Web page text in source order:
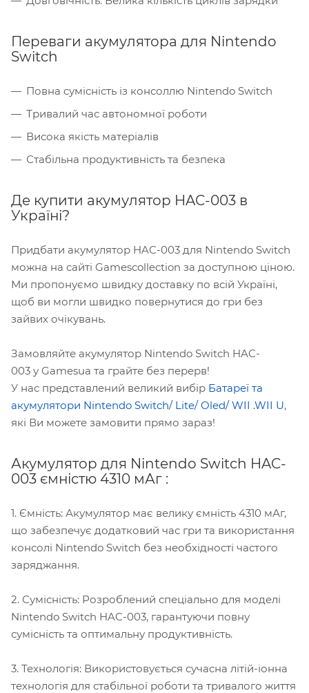
Переваги акумулятора для Nintendo
Switch
Повна сумісність із консоллю Nintendo Switch
Тривалий час автономної роботи
Висока якість матеріалів
Стабільна продуктивність та безпека
Де купити акумулятор HAC-003 в
Україні?
Придбати акумулятор HAC-003 для Nintendo Switch
можна на сайті Gamescollection за доступною ціною.
Ми пропонуємо швидку доставку по всій Україні,
щоб ви могли швидко повернутися до гри без
зайвих очікувань.
Замовляйте акумулятор Nintendo Switch HAC-
003 у Gamesua та грайте без перерв!
У нас представлений великий вибір Батареї та
акумулятори Nintendo Switch/ Lite/ Oled/ WII .WII U,
які Ви можете замовити прямо зараз!
Акумулятор для Nintendo Switch HAC-
003 ємністю 4310 мАг :
1. Ємність: Акумулятор має велику ємність 4310 мАг,
що забезпечує додатковий час гри та використання
консолі Nintendo Switch без необхідності частого
заряджання.
2. Сумісність: Розроблений спеціально для моделі
Nintendo Switch HAC-003, гарантуючи повну
сумісність та оптимальну продуктивність.
3. Технологія: Використовується сучасна літій-іонна
технологія для стабільної роботи та тривалого життя